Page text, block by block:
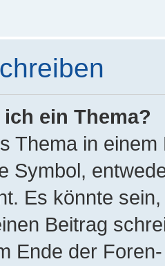
ein Thema?
Thema in
Symbol,
Es könnte
Beitrag
Ende der